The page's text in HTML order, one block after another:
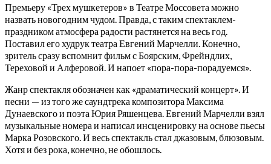
Премьеру «Трех мушкетеров» в Театре Моссовета можно
назвать новогодним чудом. Правда, с таким спектаклем-
праздником атмосфера радости растянется на весь год.
Поставил его худрук театра Евгений Марчелли. Конечно,
зритель сразу вспомнит фильм с Боярским, Фрейндлих,
Тереховой и Алферовой. И напоет «пора-пора-порадуемся».
Жанр спектакля обозначен как «драматический концерт». И
песни — из того же саундтрека композитора Максима
Дунаевского и поэта Юрия Ряшенцева. Евгений Марчелли взял
музыкальные номера и написал инсценировку на основе пьесы
Марка Розовского. И весь спектакль стал джазовым, блюзовым.
Хотя и без рока, конечно, не обошлось.